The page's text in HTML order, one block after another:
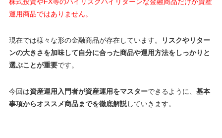
株式投資やFX等のハイリスクハイリターンな金融商品だけが資産
運用商品ではありません。
現在では様々な形の金融商品が存在しています。
リスクやリター
ンの大きさを加味して自分に合った商品や運用方法をしっかりと
選ぶことが重要です。
今回は資産運用入門者が資産運用をマスターできるように、 基本
事項からオススメ商品までを徹底解説していきます。